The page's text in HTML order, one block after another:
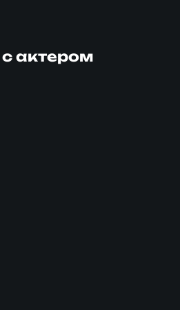
актером